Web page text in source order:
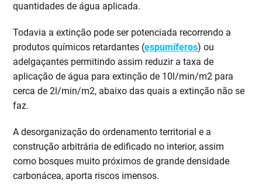
quantidades de água aplicada.
Todavia a extinção pode ser potenciada recorrendo a
produtos químicos retardantes (espumíferos) ou
adelgaçantes permitindo assim reduzir a taxa de
aplicação de água para extinção de 10l/min/m2 para
cerca de 2l/min/m2, abaixo das quais a extinção não se
faz.
A desorganização do ordenamento territorial e a
construção arbitrária de edificado no interior, assim
como bosques muito próximos de grande densidade
carbonácea, aporta riscos imensos.